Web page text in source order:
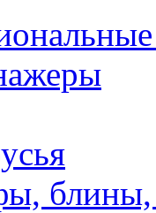
блины,